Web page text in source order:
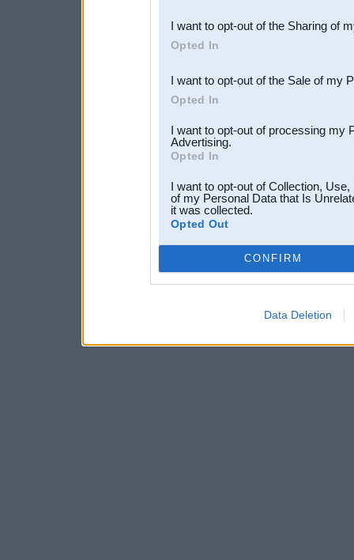
Downstream Participants
third parties.
I want to opt-out of the Sharing of
Opted In
I want to opt-out of the Sale of my
Opted In
I want to opt-out of processing my
Advertising.
Opted In
I want to opt-out of Collection,
of my Personal Data that Is
it was collected.
Opted Out
CONFIRM
Data Deletion